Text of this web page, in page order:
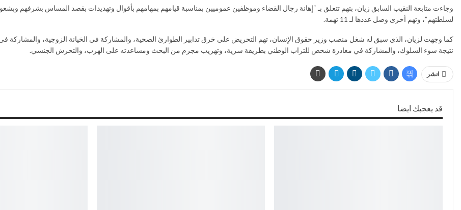
وجاءت متابعة النقيب السابق زيان، بتهم تتعلق بـ “إهانة رجال القضاء وموظفين عموميين بمناسبة قيامهم بمهامهم بأقوال وتهديدات بقصد المساس بشرفهم
لسلطتهم”، وتهم أخرى وصل عددها لـ 11 تهمة.
كما وجهت لزيان، الذي سبق له شغل منصب وزير حقوق الإنسان، تهم التحريض على خرق تدابير الطوارئ الصحية، والمشاركة في الخيانة الزوجية، والمشاركة في
نتيجة سوء السلوك، والمشاركة في مغادرة شخص للتراب الوطني بطريقة سرية، وتهريب مجرم من البحث ومساعدته على الهرب، والتحرش الجنسي.
انشر
قد يعجبك ايضا